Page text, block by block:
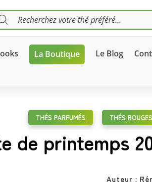
La Boutique Le Blog
THÉS PARFUMÉS THÉS ROUGES
de printemps
Auteur :